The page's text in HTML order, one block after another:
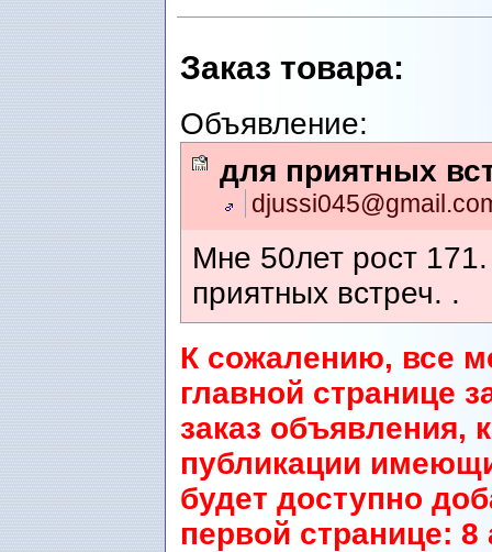
Заказ товарa:
Объявление:
для приятных
Мне 50лет рост
приятных встреч. .
К сожалению, все
главной странице
заказ объявления,
публикации
будет доступно
первой странице: 8